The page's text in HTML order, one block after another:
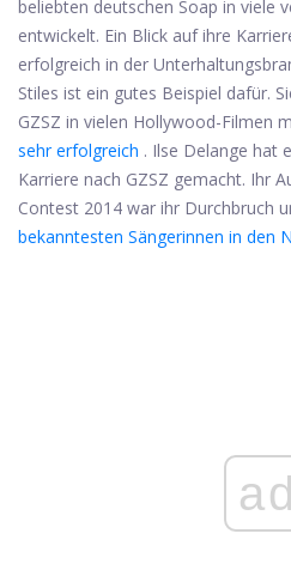
beliebten deutschen Soap in viele
entwickelt. Ein Blick auf ihre
erfolgreich in der
Stiles ist ein gutes Beispiel dafür.
GZSZ in vielen Hollywood-Filmen
sehr erfolgreich . Ilse Delange hat
Karriere nach GZSZ gemacht. Ihr
Contest 2014 war ihr Durchbruch
bekanntesten Sängerinnen in den
ad